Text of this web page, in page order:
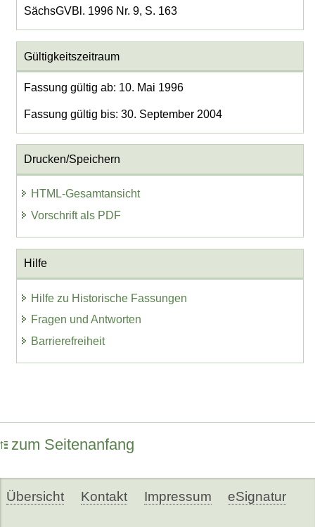
SächsGVBl. 1996 Nr. 9, S. 163
Gültigkeitszeitraum
Fassung gültig ab: 10. Mai 1996
Fassung gültig bis: 30. September 2004
Drucken/Speichern
HTML-Gesamtansicht
Vorschrift als PDF
Hilfe
Hilfe zu Historische Fassungen
Fragen und Antworten
Barrierefreiheit
zum Seitenanfang
Übersicht Kontakt Impressum eSignatur